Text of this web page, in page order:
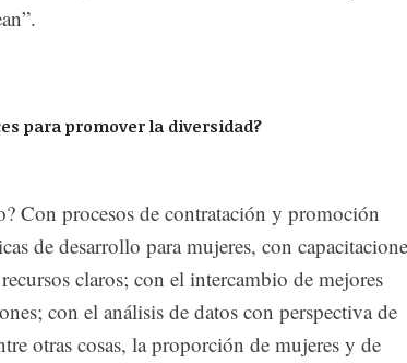
para promover la diversidad?
Con procesos de contratación y promoción
de desarrollo para mujeres, con
claros; con el intercambio de mejores
con el análisis de datos con perspectiva de
otras cosas, la proporción de mujeres y de